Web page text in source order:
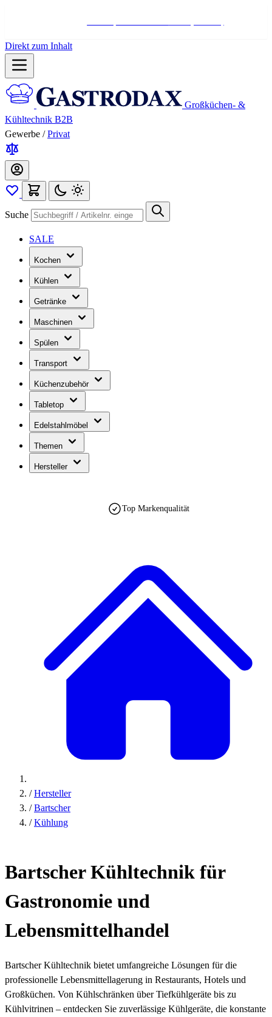
Direkt zum Inhalt
Großküchen- &
Kühltechnik B2B
Gewerbe / Privat
Suche
SALE
Kochen
Kühlen
Getränke
Maschinen
Spülen
Transport
Küchenzubehör
Tabletop
Edelstahlmöbel
Themen
Hersteller
Top Markenqualität
/ Hersteller
/ Bartscher
/ Kühlung
Bartscher Kühltechnik für
Gastronomie und
Lebensmittelhandel
Bartscher Kühltechnik bietet umfangreiche Lösungen für die
professionelle Lebensmittellagerung in Restaurants, Hotels und
Großküchen. Von Kühlschränken über Tiefkühlgeräte bis zu
Kühlvitrinen – entdecken Sie zuverlässige Kühlgeräte, die konstante